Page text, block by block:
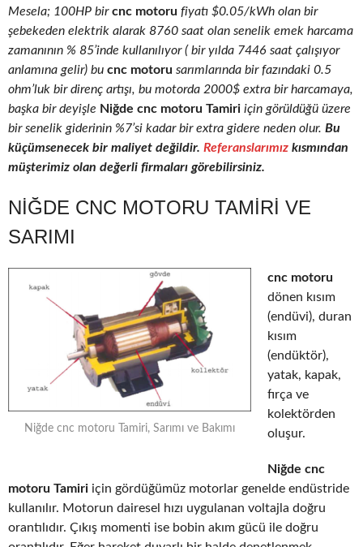
Mesela; 100HP bircnc motoru fiyatı $0.05/kWh olan bir
şebekeden elektrik alarak 8760 saat olan senelik emek harcama
zamanının % 85’inde kullanılıyor ( bir yılda 7446 saat çalışıyor
anlamına gelir) bu cnc motoru sarımlarında bir fazındaki 0.5
ohm’luk bir direnç artışı, bu motorda 2000$ extra bir harcamaya,
başka bir deyişle Niğde cnc motoru Tamiri için görüldüğü üzere
bir senelik giderinin %7’si kadar bir extra gidere neden olur. Bu
küçümsenecek bir maliyet değildir. Referanslarımız kısmından
müşterimiz olan değerli firmaları görebilirsiniz.
NIĞDE CNC MOTORU TAMIRI VE
SARIMI
Niğde cnc motoru Tamiri, Sarımı ve Bakımı
cnc motoru
dönen kısım
(endüvi), duran
kısım
(endüktör),
yatak, kapak,
fırça ve
kolektörden
oluşur.
Niğde cnc
motoru Tamiri için gördüğümüz motorlar genelde endüstride
kullanılır. Motorun dairesel hızı uygulanan voltajla doğru
orantılıdır. Çıkış momenti ise bobin akım gücü ile doğru